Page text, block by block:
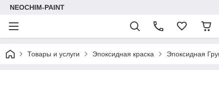
NEOCHIM-PAINT
Товары и услуги Эпоксидная краска Эпоксидная